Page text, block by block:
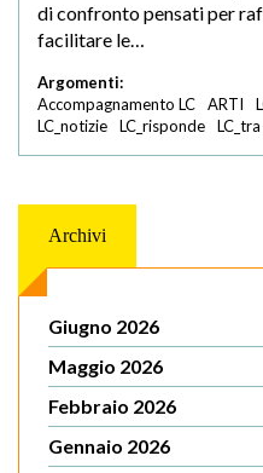
di confronto pensati per
facilitare le…
Argomenti:
Accompagnamento LC
ARTI
LC_notizie
LC_risponde
Archivi
Giugno 2026
Maggio 2026
Febbraio 2026
Gennaio 2026